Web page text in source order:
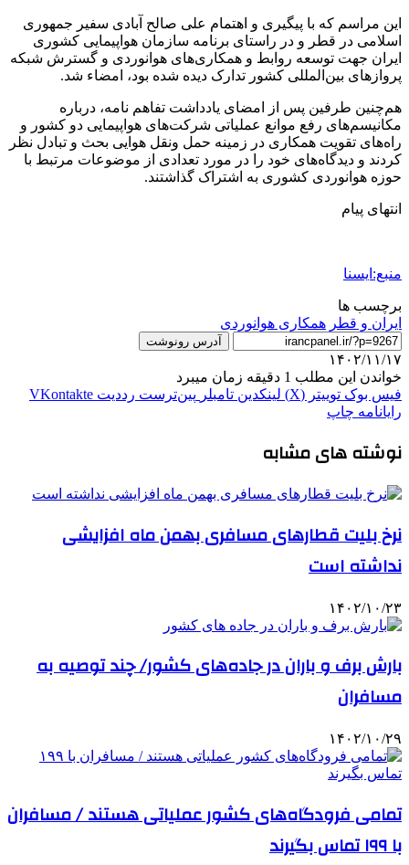
این مراسم که با پیگیری و اهتمام علی صالح آبادی سفیر جمهوری
اسلامی در قطر و در راستای برنامه سازمان هواپیمایی کشوری‌
ایران جهت توسعه روابط و همکاری‌های هوانوردی و گسترش شبکه
پروازهای بین‌المللی کشور تدارک دیده شده بود، امضاء شد.
هم‌چنین طرفین پس از امضای یادداشت تفاهم نامه، درباره
مکانیسم‌های رفع موانع عملیاتی شرکت‌های هواپیمایی دو کشور و
راه‌های تقویت همکاری در زمینه حمل ونقل هوایی بحث و تبادل نظر
کردند و دیدگاه‌های خود را در مورد تعدادی از موضوعات مرتبط با
حوزه هوانوردی کشوری به اشتراک گذاشتند.
انتهای پیام
منبع:ایسنا
برچسب ها
ایران و قطر همکاری هوانوردی
آدرس رونوشت
۱۴۰۲/۱۱/۱۷
خواندن این مطلب 1 دقیقه زمان میبرد
فیس بوک توییتر (X) لینکدین ‫تامبلر ‫پین‌ترست ‫رددیت ‫VKontakte
رایانامه چاپ
نوشته های مشابه
نرخ بلیت قطارهای مسافری بهمن ماه افزایشی
نداشته است
۱۴۰۲/۱۰/۲۳
بارش برف و باران در جاده‌های کشور/ چند توصیه به
مسافران
۱۴۰۲/۱۰/۲۹
تمامی فرودگاه‌های کشور عملیاتی هستند / مسافران
با ۱۹۹ تماس بگیرند